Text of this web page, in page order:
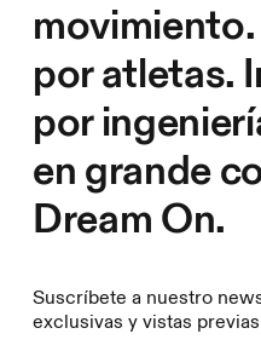
por atletas.
por
en grande
Dream On.
Suscríbete a nuestro
exclusivas y vistas